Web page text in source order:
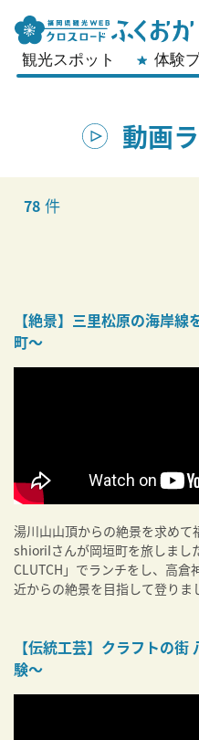
観光スポット 体験
動画
78 件
【絶景】三里松原の海岸
町〜
湯川山山頂からの絶景を求め
shioriIさんが岡垣町を旅しまし
CLUTCH」でランチをし、高
近からの絶景を目指して登りま
【伝統工芸】クラフトの
験〜